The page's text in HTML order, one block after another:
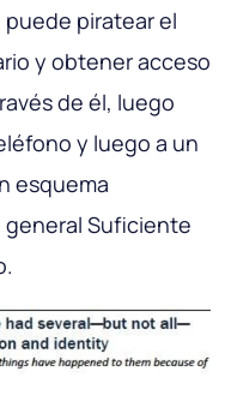
piratear el
y obtener acceso
de él, luego
y luego a un
esquema
general Suficiente